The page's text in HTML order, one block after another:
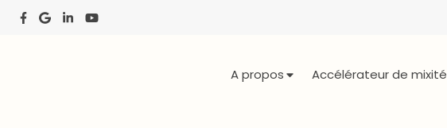
A propos Accélérateur de mixité